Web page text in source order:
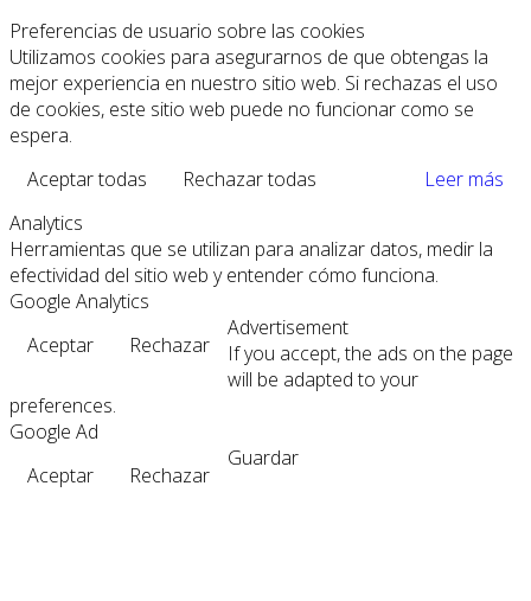
Preferencias de usuario sobre las cookies
Utilizamos cookies para asegurarnos de que obtengas la
mejor experiencia en nuestro sitio web. Si rechazas el uso
de cookies, este sitio web puede no funcionar como se
espera.
Aceptar todas
Rechazar todas
Leer más
Analytics
Herramientas que se utilizan para analizar datos, medir la
efectividad del sitio web y entender cómo funciona.
Google Analytics
Aceptar
Rechazar
Advertisement
If you accept, the ads on the page
will be adapted to your
preferences.
Google Ad
Aceptar
Rechazar
Guardar